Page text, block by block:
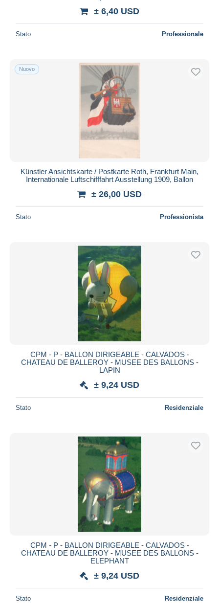
± 6,40 USD
Stato Professionale
Nuovo
Künstler Ansichtskarte / Postkarte Roth, Frankfurt Main,
Internationale Luftschifffahrt Ausstellung 1909, Ballon
± 26,00 USD
Stato Professionista
CPM - P - BALLON DIRIGEABLE - CALVADOS -
CHATEAU DE BALLEROY - MUSEE DES BALLONS -
LAPIN
± 9,24 USD
Stato Residenziale
CPM - P - BALLON DIRIGEABLE - CALVADOS -
CHATEAU DE BALLEROY - MUSEE DES BALLONS -
ELEPHANT
± 9,24 USD
Stato Residenziale